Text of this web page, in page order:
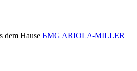
dem Hause BMG ARIOLA-MILLER